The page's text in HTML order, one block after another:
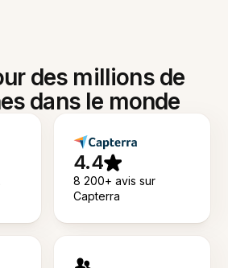
des millions de
dans le monde
4.4
8 200+ avis sur
Capterra